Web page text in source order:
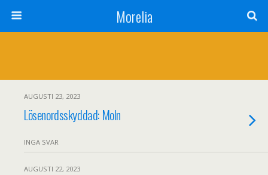
Morelia
AUGUSTI 23, 2023
Lösenordsskyddad: Moln
INGA SVAR
AUGUSTI 22, 2023